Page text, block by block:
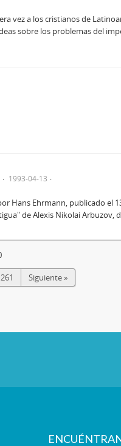
vez a los cristianos de
sobre los problemas del
1993-04-13
Hans Ehrmann, publicado el
de Alexis Nikolai Arbuzov,
261 Siguiente »